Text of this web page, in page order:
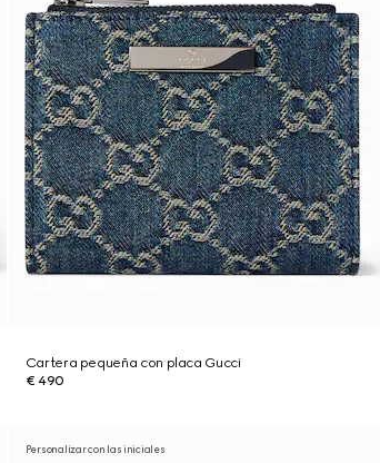
Cartera pequeña con placa Gucci
€ 490
Personalizar con las iniciales